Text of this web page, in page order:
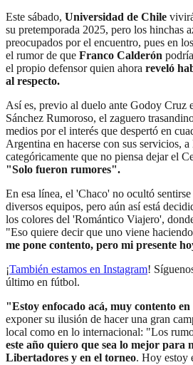
Este sábado, Universidad de Chile
su pretemporada 2025, pero los hinchas
preocupados por el encuentro, pues en
el rumor de que Franco Calderón
el propio defensor quien ahora reveló
al respecto.
Así es, previo al duelo ante Godoy Cruz
Sánchez Rumoroso, el zaguero
medios por el interés que despertó en
Argentina en hacerse con sus servicios,
categóricamente que no piensa dejar el
"Solo fueron rumores".
En esa línea, el 'Chaco' no ocultó
diversos equipos, pero aún así está
los colores del 'Romántico Viajero',
"Eso quiere decir que uno viene
me pone contento, pero mi presente
¡También estamos en Instagram!
último en fútbol.
"Estoy enfocado acá, muy contento
exponer su ilusión de hacer una gran
local como en lo internacional: "Los
este año quiero que sea lo mejor para
Libertadores y en el torneo. Hoy estoy